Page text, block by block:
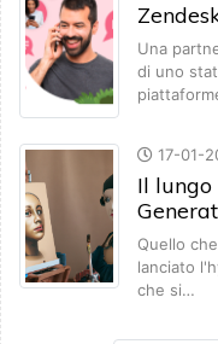
Una
di uno
17-01-
Il
Quello
lanciato
che si…